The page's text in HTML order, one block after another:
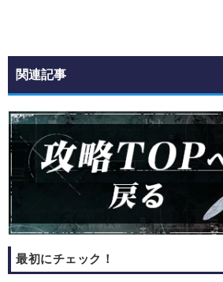
関連記事
最初にチェック！